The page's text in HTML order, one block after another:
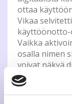
ottaa
Vikaa
käyttöönotto-
Vaikka
osalla nimen
voivat näkyä
virheellisinä.
lähiaikoina.
5.5. jälkeen